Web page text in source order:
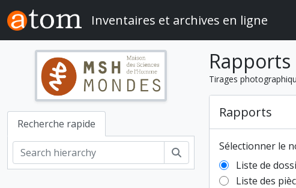
Skip to main content
Inventaires et archives en ligne
Recherche rapide
Rechercher
Rapports
Tirages
Rapports
Sélectionner le
Liste de
Liste des